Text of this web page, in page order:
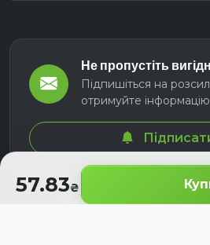
57.83
Не пропустіть
Підпишіться на
отримуйте інформацію
© 2026 СЕЛМ АГРО. Всі